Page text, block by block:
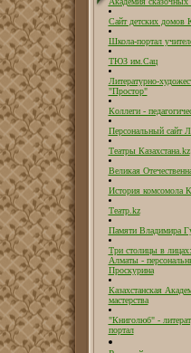
Сайт детских домов
Школа-портал
ТЮЗ им.Сац
Литературно-
"Простор"
Коллеги -
Персональный сайт
Театры Казахстана.kz
Великая
История комсомола
Театр.kz
Памяти Владимира
Три столицы в
Алматы -
Проскурина
Казахстанская
мастерства
"Книголюб" -
портал